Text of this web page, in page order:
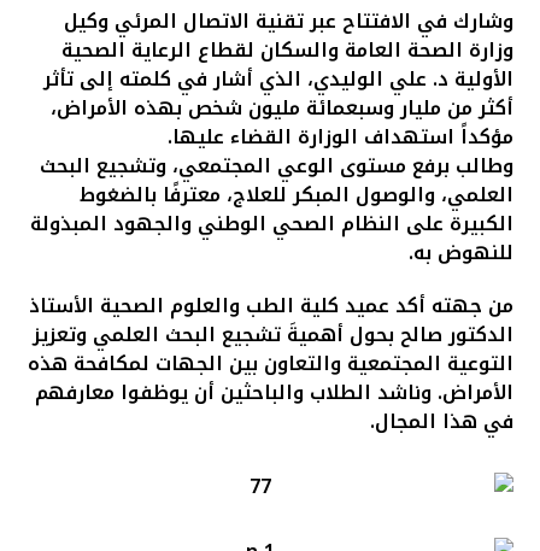
وشارك في الافتتاح عبر تقنية الاتصال المرئي وكيل
وزارة الصحة العامة والسكان لقطاع الرعاية الصحية
الأولية د. علي الوليدي، الذي أشار في كلمته إلى تأثر
أكثر من مليار وسبعمائة مليون شخص بهذه الأمراض،
مؤكداً استهداف الوزارة القضاء عليها.
وطالب برفع مستوى الوعي المجتمعي، وتشجيع البحث
العلمي، والوصول المبكر للعلاج، معترفًا بالضغوط
الكبيرة على النظام الصحي الوطني والجهود المبذولة
للنهوض به.
من جهته أكد عميد كلية الطب والعلوم الصحية الأستاذ
الدكتور صالح بحول أهميةَ تشجيع البحث العلمي وتعزيز
التوعية المجتمعية والتعاون بين الجهات لمكافحة هذه
الأمراض. وناشد الطلاب والباحثين أن يوظفوا معارفهم
في هذا المجال.